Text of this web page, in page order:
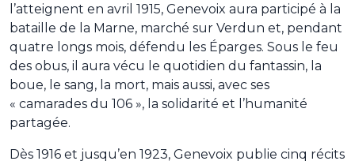
l’atteignent en avril 1915, Genevoix aura participé à la
bataille de la Marne, marché sur Verdun et, pendant
quatre longs mois, défendu les Éparges. Sous le feu
des obus, il aura vécu le quotidien du fantassin, la
boue, le sang, la mort, mais aussi, avec ses
« camarades du 106 », la solidarité et l’humanité
partagée.
Dès 1916 et jusqu’en 1923, Genevoix publie cinq récits